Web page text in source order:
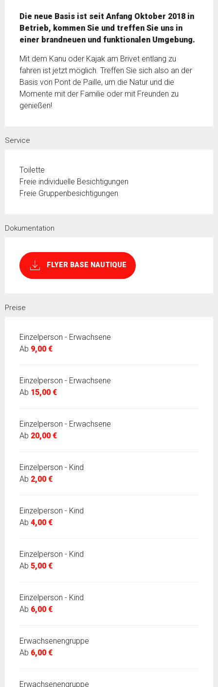
Die neue Basis ist seit Anfang Oktober 2018 in
Betrieb, kommen Sie und treffen Sie uns in
einer brandneuen und funktionalen Umgebung.
Mit dem Kanu oder Kajak am Brivet entlang zu
fahren ist jetzt möglich. Treffen Sie sich also an der
Basis von Pont de Paille, um die Natur und die
Momente mit der Familie oder mit Freunden zu
genießen!
Service
Toilette
Freie individuelle Besichtigungen
Freie Gruppenbesichtigungen
Dokumentation
FLYER BASE NAUTIQUE
Preise
Einzelperson - Erwachsene
Ab 9,00 €
Einzelperson - Erwachsene
Ab 15,00 €
Einzelperson - Erwachsene
Ab 20,00 €
Einzelperson - Kind
Ab 2,00 €
Einzelperson - Kind
Ab 4,00 €
Einzelperson - Kind
Ab 5,00 €
Einzelperson - Kind
Ab 6,00 €
Erwachsenengruppe
Ab 6,00 €
Erwachsenengruppe